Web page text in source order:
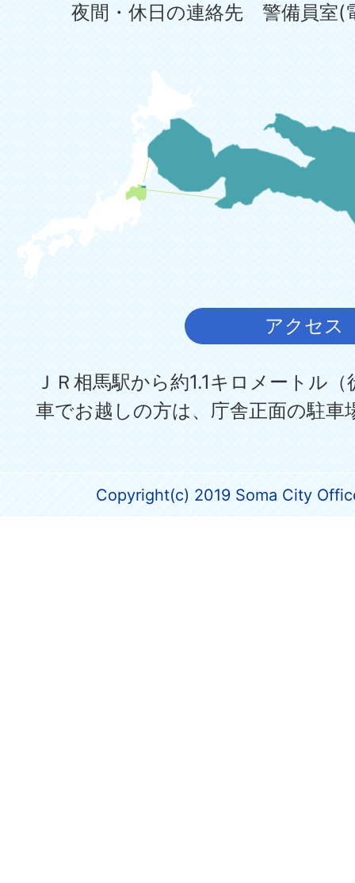
夜間・休日の連絡先 警備員室
アクセス
ＪＲ相馬駅から約1.1キロメートル
車でお越しの方は、庁舎正面の駐車
Copyright(c) 2019 Soma City